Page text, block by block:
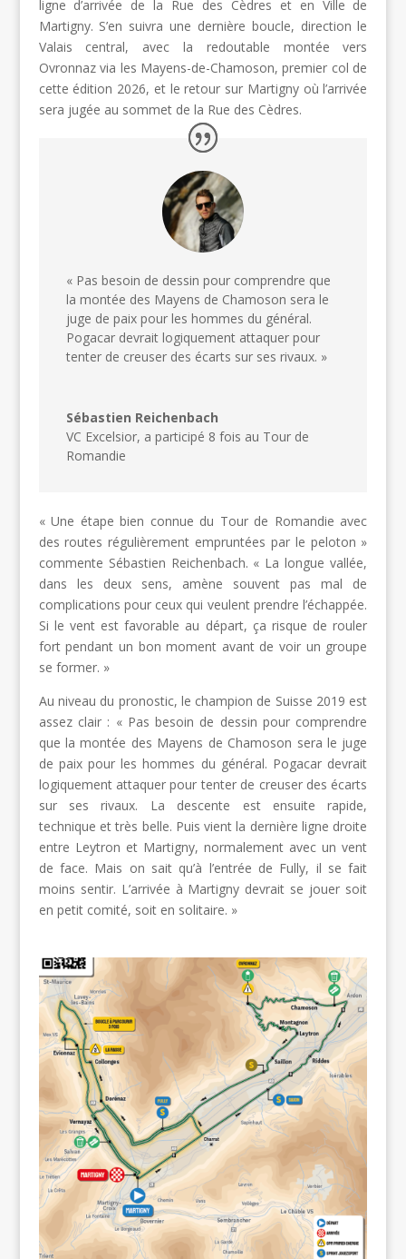
ligne d’arrivée de la Rue des Cèdres et en Ville de
Martigny. S’en suivra une dernière boucle, direction le
Valais central, avec la redoutable montée vers
Ovronnaz via les Mayens-de-Chamoson, premier col de
cette édition 2026, et le retour sur Martigny où l’arrivée
sera jugée au sommet de la Rue des Cèdres.
« Pas besoin de dessin pour comprendre que
la montée des Mayens de Chamoson sera le
juge de paix pour les hommes du général.
Pogacar devrait logiquement attaquer pour
tenter de creuser des écarts sur ses rivaux. »
Sébastien Reichenbach
VC Excelsior, a participé 8 fois au Tour de
Romandie
« Une étape bien connue du Tour de Romandie avec
des routes régulièrement empruntées par le peloton »
commente Sébastien Reichenbach. « La longue vallée,
dans les deux sens, amène souvent pas mal de
complications pour ceux qui veulent prendre l’échappée.
Si le vent est favorable au départ, ça risque de rouler
fort pendant un bon moment avant de voir un groupe
se former. »
Au niveau du pronostic, le champion de Suisse 2019 est
assez clair : « Pas besoin de dessin pour comprendre
que la montée des Mayens de Chamoson sera le juge
de paix pour les hommes du général. Pogacar devrait
logiquement attaquer pour tenter de creuser des écarts
sur ses rivaux. La descente est ensuite rapide,
technique et très belle. Puis vient la dernière ligne droite
entre Leytron et Martigny, normalement avec un vent
de face. Mais on sait qu’à l’entrée de Fully, il se fait
moins sentir. L’arrivée à Martigny devrait se jouer soit
en petit comité, soit en solitaire. »